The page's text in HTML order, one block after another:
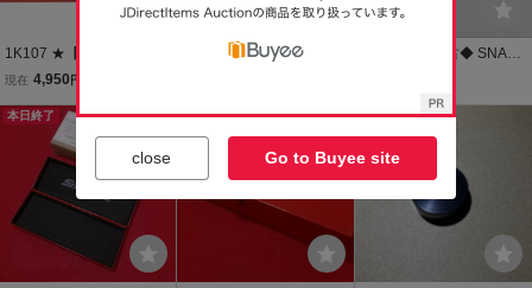
1K107 ★【未使用品】Sn
ap-on スナップオン メタ
7JK ★ 工具箱 ケース【ニ
ューポーン】
現在 4,950 円
Snap-on スナップオン 7
本 現状品 ハンドツール 工
具 管理8Z0729B-oogata
◆即決！美中古◆ SNAP
ン ラチェット ハンドル ハ
ンドツール 工具 F936
本日終了 本日終了 もうすぐ終了
close Go to Buyee site